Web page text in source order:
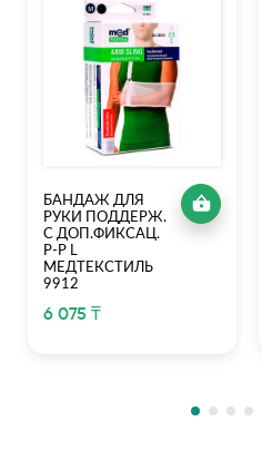
БАНДАЖ ДЛЯ
РУКИ ПОДДЕРЖ.
С ДОП.ФИКСАЦ.
Р-Р L
МЕДТЕКСТИЛЬ
9912
6 075 ₸